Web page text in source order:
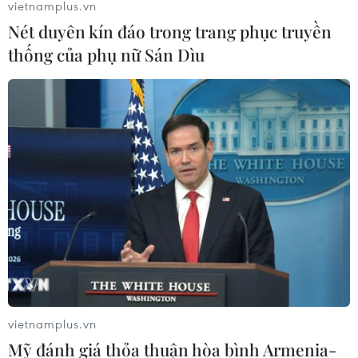
Israel thử nghiệm tên lửa Arrow giữa
lúc căng thẳng khu vực leo thang
Iran cảnh báo đáp trả nhằm vào hạ
tầng năng lượng khu vực nếu bị tấn
công
06/08/2026 04:37
Iran và Oman đạt thỏa thuận về
06/08/2026 04:36
vietnamplus.vn
Nét duyên kín đáo trong trang phục truyền
thống của phụ nữ Sán Dìu
vietnamplus.vn
Mỹ đánh giá thỏa thuận hòa bình Armenia-